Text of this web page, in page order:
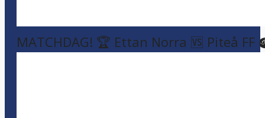
MATCHDAG! 🏆 Ettan Norra 🆚 Piteå FF